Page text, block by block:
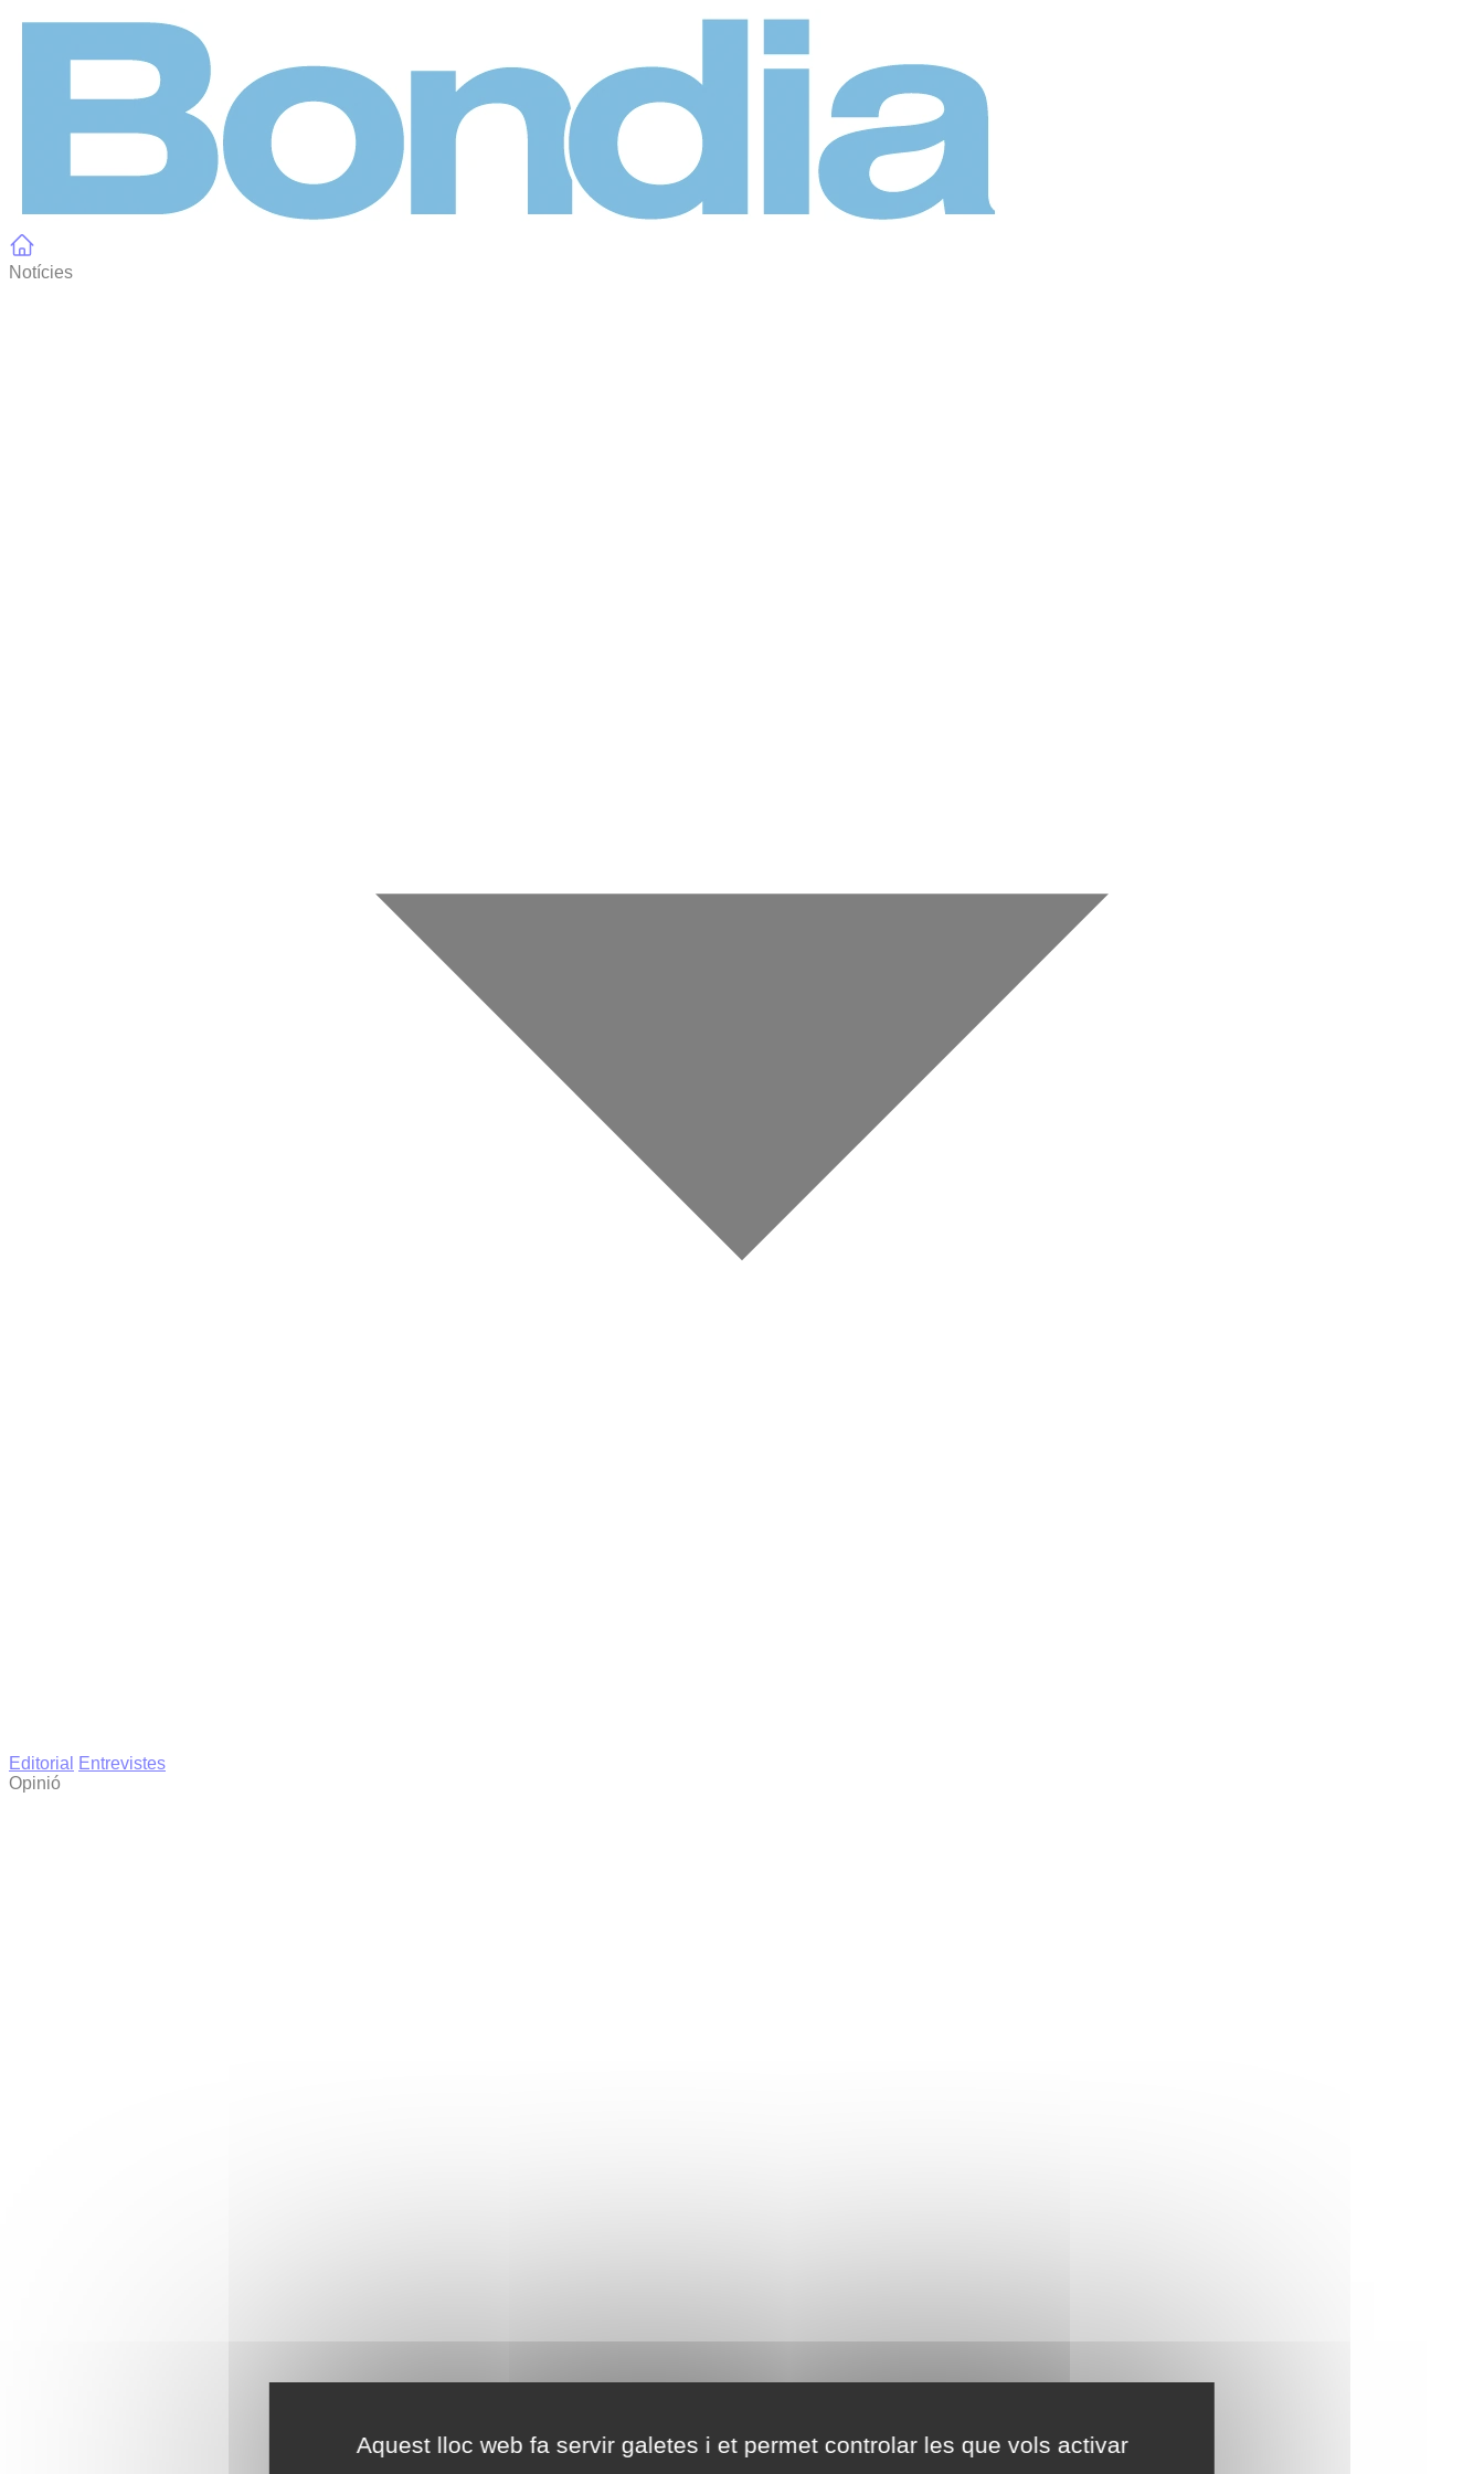
Aquest lloc web fa servir galetes i et permet controlar les que vols activar
Notícies
Editorial
Entrevistes
Opinió